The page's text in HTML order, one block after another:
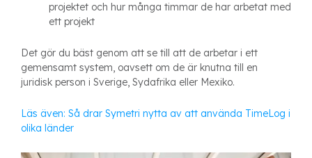
projektet och hur många timmar de har arbetat med
ett projekt
Det gör du bäst genom att se till att de arbetar i ett
gemensamt system, oavsett om de är knutna till en
juridisk person i Sverige, Sydafrika eller Mexiko.
Läs även: Så drar Symetri nytta av att använda TimeLog i
olika länder